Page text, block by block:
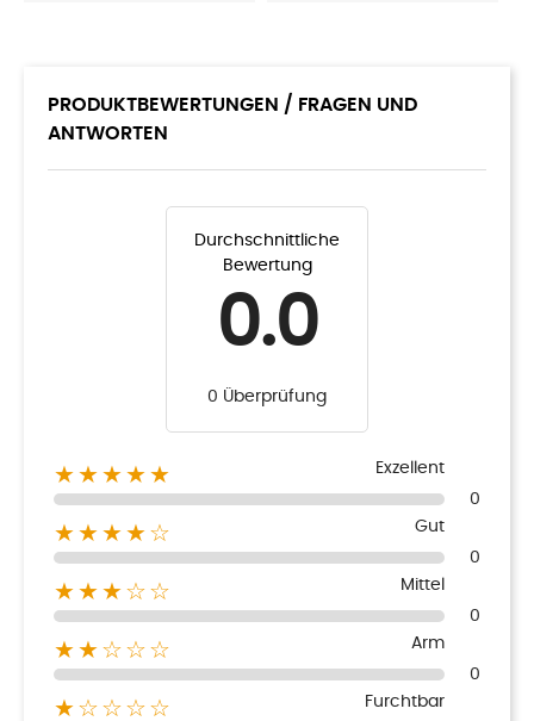
PRODUKTBEWERTUNGEN / FRAGEN UND
ANTWORTEN
Durchschnittliche
Bewertung
0.0
0 Überprüfung
★★★★★
Exzellent
0
★★★★☆
Gut
0
★★★☆☆
Mittel
0
★★☆☆☆
Arm
0
★☆☆☆☆ Furchtbar